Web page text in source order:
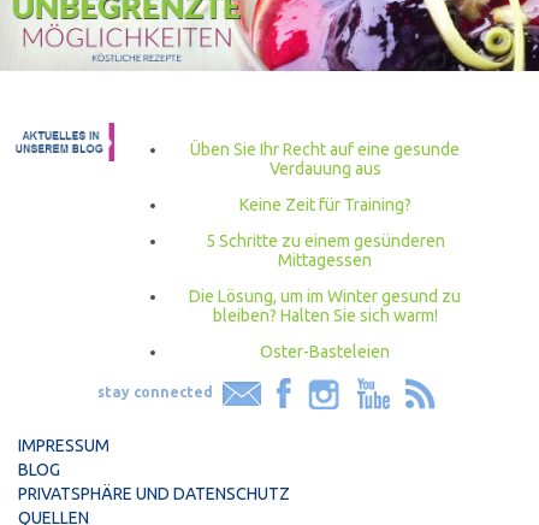
Üben Sie Ihr Recht auf eine gesunde
Verdauung aus
Keine Zeit für Training?
5 Schritte zu einem gesünderen
Mittagessen
Die Lösung, um im Winter gesund zu
bleiben? Halten Sie sich warm!
Oster-Basteleien
stay connected
IMPRESSUM
BLOG
PRIVATSPHÄRE UND DATENSCHUTZ
QUELLEN